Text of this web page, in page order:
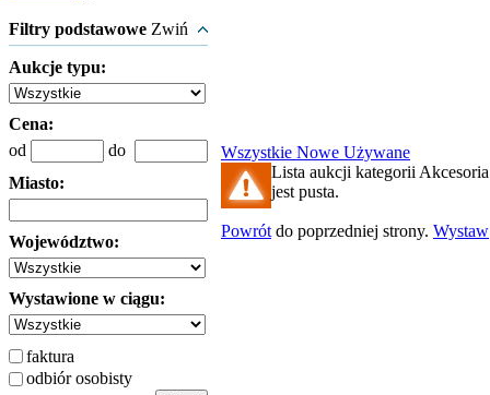
Filtry podstawowe Zwiń
Aukcje typu:
Cena:
od
do
Miasto:
Województwo:
Wystawione w ciągu:
faktura
odbiór osobisty
Wszystkie Nowe Używane
Lista aukcji kategorii
jest pusta.
Powrót do poprzedniej strony. Wystaw